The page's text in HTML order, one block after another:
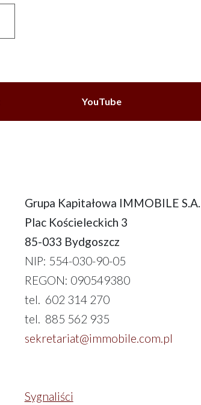
YouTube
Grupa Kapitałowa IMMOBILE S.A.
Plac Kościeleckich 3
85-033 Bydgoszcz
NIP: 554-030-90-05
REGON: 090549380
tel. 602 314 270
tel. 885 562 935
sekretariat@immobile.com.pl
Sygnaliści